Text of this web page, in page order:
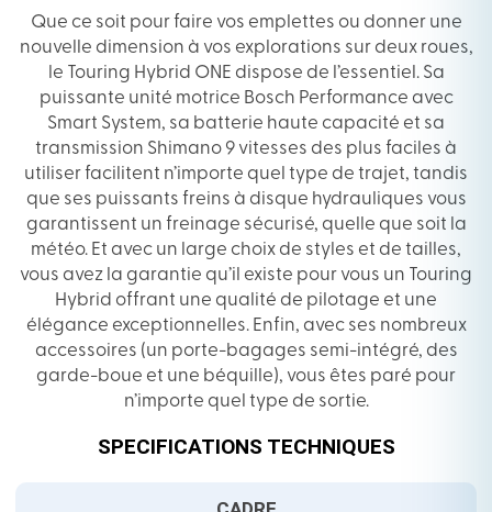
Que ce soit pour faire vos emplettes ou donner une
nouvelle dimension à vos explorations sur deux roues,
le Touring Hybrid ONE dispose de l’essentiel. Sa
puissante unité motrice Bosch Performance avec
Smart System, sa batterie haute capacité et sa
transmission Shimano 9 vitesses des plus faciles à
utiliser facilitent n’importe quel type de trajet, tandis
que ses puissants freins à disque hydrauliques vous
garantissent un freinage sécurisé, quelle que soit la
météo. Et avec un large choix de styles et de tailles,
vous avez la garantie qu’il existe pour vous un Touring
Hybrid offrant une qualité de pilotage et une
élégance exceptionnelles. Enfin, avec ses nombreux
accessoires (un porte-bagages semi-intégré, des
garde-boue et une béquille), vous êtes paré pour
n’importe quel type de sortie.
SPECIFICATIONS TECHNIQUES